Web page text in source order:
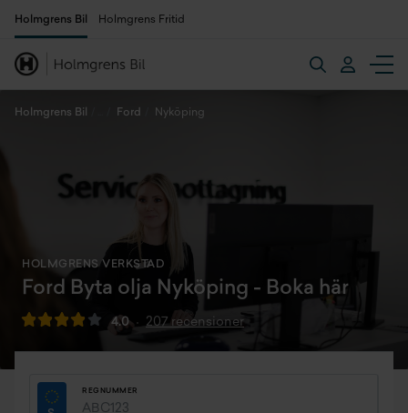
Holmgrens Bil Holmgrens Fritid
Holmgrens Bil Ford Nyköping
HOLMGRENS VERKSTAD
Ford Byta olja Nyköping - Boka här
4.0 207 recensioner
REGNUMMER